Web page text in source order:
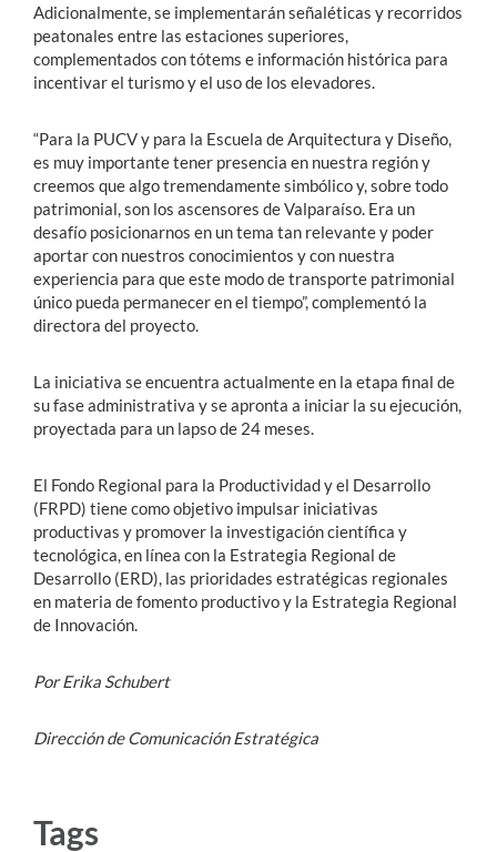
Adicionalmente, se implementarán señaléticas y recorridos
peatonales entre las estaciones superiores,
complementados con tótems e información histórica para
incentivar el turismo y el uso de los elevadores.
“Para la PUCV y para la Escuela de Arquitectura y Diseño,
es muy importante tener presencia en nuestra regióny
creemos que algo tremendamente simbólico y, sobre todo
patrimonial, son los ascensores de Valparaíso . Era un
desafío posicionarnos en un tema tan relevante y poder
aportar con nuestros conocimientos y con nuestra
experiencia para que este modo de transporte patrimonial
único pueda permanecer en el tiempo”, complementó la
directora del proyecto.
La iniciativa se encuentra actualmente en la etapa final de
su fase administrativa y se apronta a iniciar la su ejecución,
proyectada para un lapso de 24 meses.
El Fondo Regional para la Productividad y el Desarrollo
(FRPD) tiene como objetivo impulsar iniciativas
productivas y promover la investigación científica y
tecnológica, en línea con la Estrategia Regional de
Desarrollo (ERD), las prioridades estratégicas regionales
en materia de fomento productivo y la Estrategia Regional
de Innovación.
Por Erika Schubert
Dirección de Comunicación Estratégica
Tags